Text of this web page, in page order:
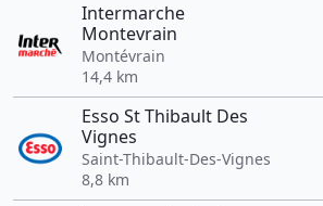
Intermarche
Montevrain
Montévrain
14,4 km
Esso St Thibault Des
Vignes
Saint-Thibault-Des-Vignes
8,8 km